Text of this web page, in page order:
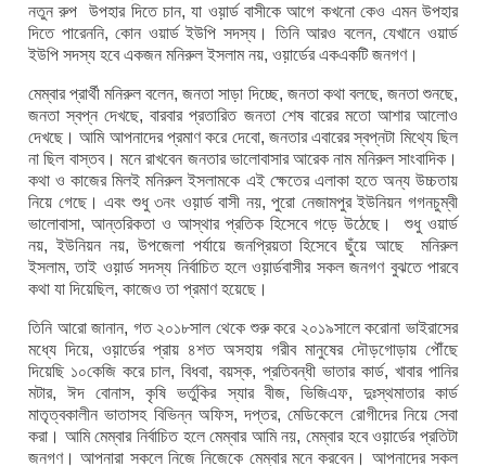
নতুন রুপ উপহার দিতে চান, যা ওয়়ার্ড বাসীকে আগে কখনো কেও এমন উপহার
দিতে পারেননি, কোন ওয়ার্ড ইউপি সদস্য। তিনি আরও বলেন, যেখানে ওয়ার্ড
ইউপি সদস্য হবে একজন মনিরুল ইসলাম নয়, ওয়়ার্ডের একএকটি জনগণ।
মেম্বার প্রার্থী মনিরুল বলেন, জনতা সাড়া দিচ্ছে, জনতা কথা বলছে, জনতা শুনছে,
জনতা স্বপ্ন দেখছে, বারবার প্রতারিত জনতা শেষ বারের মতো আশার আলোও
দেখছে। আমি আপনাদের প্রমাণ করে দেবো, জনতার এবারের স্বপ্নটা মিথ্যে ছিল
না ছিল বাস্তব। মনে রাখবেন জনতার ভালোবাসার আরেক নাম মনিরুল সাংবাদিক।
কথা ও কাজের মিলই মনিরুল ইসলামকে এই ক্ষেতের এলাকা হতে অন্য উচ্চতায়
নিয়ে গেছে। এবং শুধু ৩নং ওয়়ার্ড বাসী নয়, পুরো নেজামপুর ইউনিয়ন গগনচুম্বী
ভালোবাসা, আন্তরিকতা ও আস্থার প্রতিক হিসেবে গড়ে উঠেছে। শুধু ওয়ার্ড
নয়, ইউনিয়ন নয়, উপজেলা পর্যায়ে জনপ্রিয়তা হিসেবে ছুঁয়ে আছে মনিরুল
ইসলাম, তাই ওয়়ার্ড সদস্য নির্বাচিত হলে ওয়়ার্ডবাসীর সকল জনগণ বুঝতে পারবে
কথা যা দিয়েছিল, কাজেও তা প্রমাণ হয়েছে।
তিনি আরো জানান, গত ২০১৮সাল থেকে শুরু করে ২০১৯সালে করোনা ভাইরাসের
মধ্যে দিয়ে, ওয়়ার্ডের প্রায় ৪শত অসহায় গরীব মানুষের দৌড়গোড়ায় পৌঁছে
দিয়েছি ১০কেজি করে চাল, বিধবা, বয়স্ক, প্রতিবন্ধী ভাতার কার্ড, খাবার পানির
মটার, ঈদ বোনাস, কৃষি ভর্তুকির স্যার বীজ, ভিজিএফ, দুঃস্থমাতার কার্ড
মাতৃত্বকালীন ভাতাসহ বিভিন্ন অফিস, দপ্তর, মেডিকেলে রোগীদের নিয়ে সেবা
করা। আমি মেম্বার নির্বাচিত হলে মেম্বার আমি নয়, মেম্বার হবে ওয়়ার্ডের প্রতিটা
জনগণ। আপনারা সকলে নিজে নিজেকে মেম্বার মনে করবেন। আপনাদের সকল